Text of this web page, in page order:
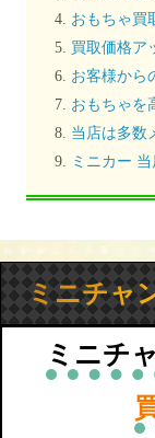
おもちゃ買
買取価格ア
お客様から
おもちゃを
当店は多数
ミニカー
ミニチャ
ミニチ